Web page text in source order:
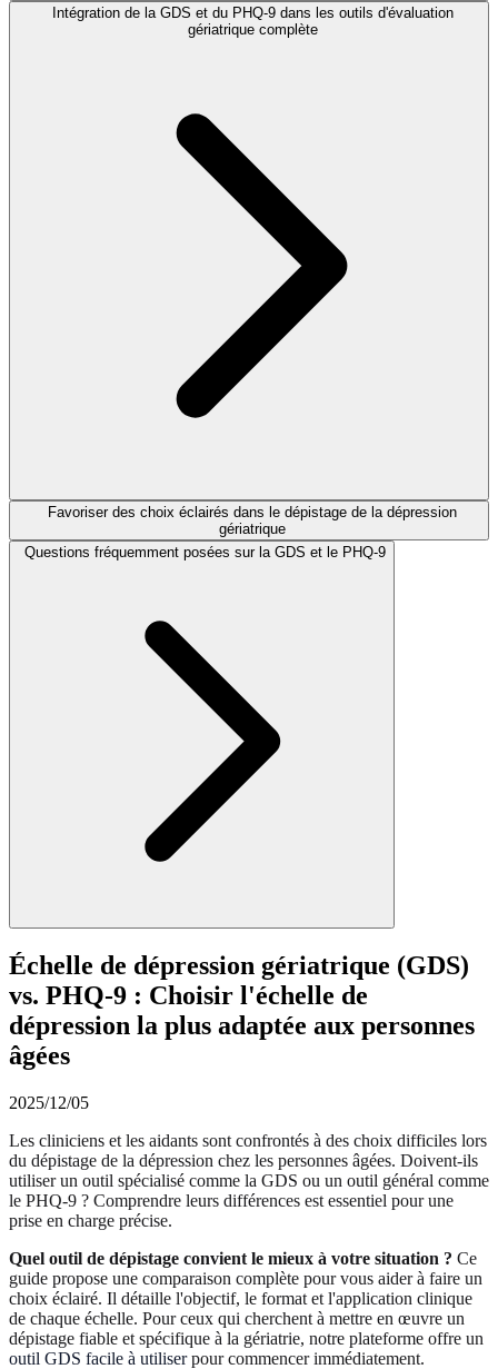
Intégration de la GDS et du PHQ-9 dans les outils d'évaluation
gériatrique complète
Favoriser des choix éclairés dans le dépistage de la dépression
gériatrique
Questions fréquemment posées sur la GDS et le PHQ-9
Échelle de dépression gériatrique (GDS)
vs. PHQ-9 : Choisir l'échelle de
dépression la plus adaptée aux personnes
âgées
2025/12/05
Les cliniciens et les aidants sont confrontés à des choix difficiles lors
du dépistage de la dépression chez les personnes âgées. Doivent-ils
utiliser un outil spécialisé comme la GDS ou un outil général comme
le PHQ-9 ? Comprendre leurs différences est essentiel pour une
prise en charge précise.
Quel outil de dépistage convient le mieux à votre situation ? Ce
guide propose une comparaison complète pour vous aider à faire un
choix éclairé. Il détaille l'objectif, le format et l'application clinique
de chaque échelle. Pour ceux qui cherchent à mettre en œuvre un
dépistage fiable et spécifique à la gériatrie, notre plateforme offre un
outil GDS facile à utiliserpour commencer immédiatement.